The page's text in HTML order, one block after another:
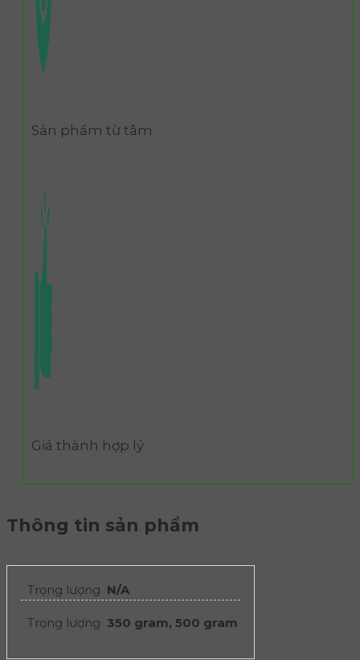
Sản phẩm từ tâm
Giá thành hợp lý
Thông tin sản phẩm
Trọng lượng N/A
Trọng lượng 350 gram, 500 gram